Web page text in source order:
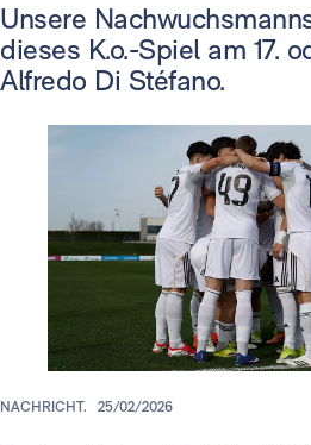
Unsere
dieses K.o.-Spiel am 17.
Alfredo Di Stéfano.
NACHRICHT. 25/02/2026